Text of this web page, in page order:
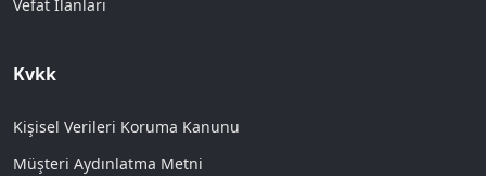
Vefat İlanları
Kvkk
Kişisel Verileri Koruma Kanunu
Müşteri Aydınlatma Metni